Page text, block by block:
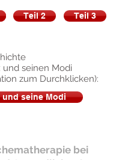
Teil 2 Teil 3
und seinen Modi
zum Durchklicken):
und seine Modi
bei